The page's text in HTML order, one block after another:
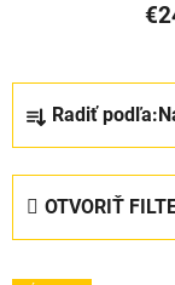
Radiť podľa:
OTVORIŤ